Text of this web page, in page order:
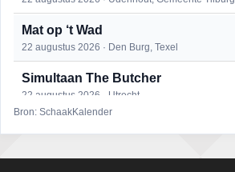
Mat op ‘t Wad
22 augustus 2026 · Den Burg, Texel
Simultaan The Butcher
22 augustus 2026 · Utrecht
Bron: SchaakKalender